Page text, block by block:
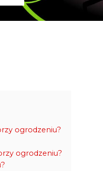
ogrodzeniu?
ogrodzeniu?